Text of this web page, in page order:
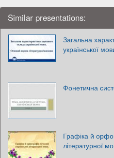
Similar presentations:
Загальна
української
Фонетична
Графіка й
літературної